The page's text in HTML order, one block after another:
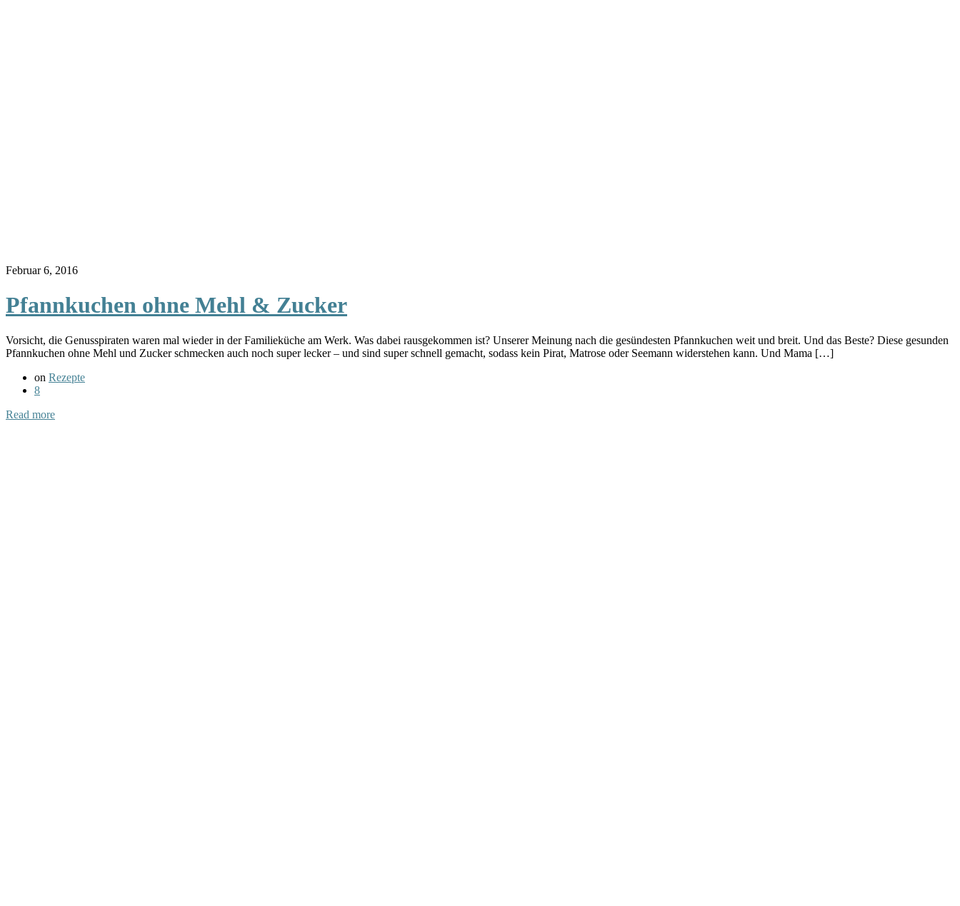
Februar 6, 2016
Pfannkuchen ohne Mehl & Zucker
Vorsicht, die Genusspiraten waren mal wieder in der Familieküche am Werk. Was dabei rausgekommen ist? Unserer Meinung nach die gesündesten Pfannkuchen weit und breit. Und das Beste? Diese gesunden
Pfannkuchen ohne Mehl und Zucker schmecken auch noch super lecker – und sind super schnell gemacht, sodass kein Pirat, Matrose oder Seemann widerstehen kann. Und Mama […]
on Rezepte
8
Read more